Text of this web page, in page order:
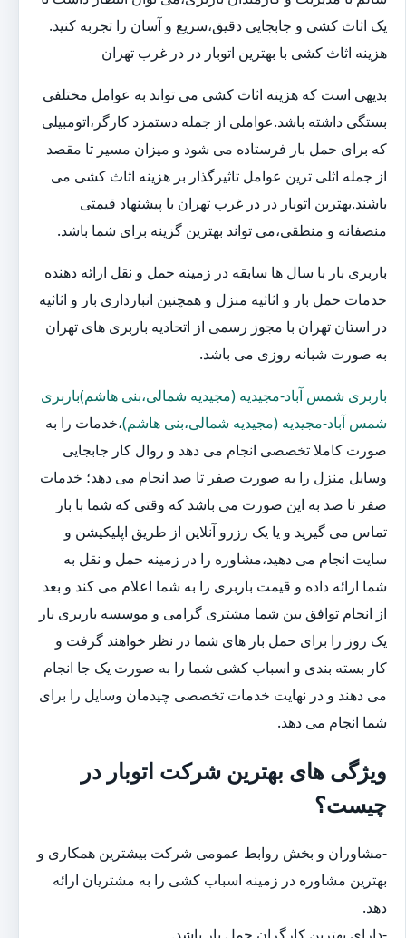
یک اثاث کشی و جابجایی دقیق،سریع و آسان را تجربه کنید.
هزینه اثاث کشی با بهترین اتوبار در در غرب تهران
بدیهی است که هزینه اثاث کشی می تواند به عوامل مختلفی
بستگی داشته باشد.عواملی از جمله دستمزد کارگر،اتومبیلی
که برای حمل بار فرستاده می شود و میزان مسیر تا مقصد
از جمله اثلی ترین عوامل تاثیرگذار بر هزینه اثاث کشی می
باشند.بهترین اتوبار در در غرب تهران با پیشنهاد قیمتی
منصفانه و منطقی،می تواند بهترین گزینه برای شما باشد.
باربری بار با سال ها سابقه در زمینه حمل و نقل ارائه دهنده
خدمات حمل بار و اثاثیه منزل و همچنین انبارداری بار و اثاثیه
در استان تهران با مجوز رسمی از اتحادیه باربری های تهران
به صورت شبانه روزی می باشد.
باربری شمس آباد-مجیدیه (مجیدیه شمالی،بنی هاشم)باربری
شمس آباد-مجیدیه (مجیدیه شمالی،بنی هاشم)،خدمات را به
صورت کاملا تخصصی انجام می دهد و روال کار جابجایی
وسایل منزل را به صورت صفر تا صد انجام می دهد؛ خدمات
صفر تا صد به این صورت می باشد که وقتی که شما با بار
تماس می گیرید و یا یک رزرو آنلاین از طریق اپلیکیشن و
سایت انجام می دهید،مشاوره را در زمینه حمل و نقل به
شما ارائه داده و قیمت باربری را به شما اعلام می کند و بعد
از انجام توافق بین شما مشتری گرامی و موسسه باربری بار
یک روز را برای حمل بار های شما در نظر خواهند گرفت و
کار بسته بندی و اسباب کشی شما را به صورت یک جا انجام
می دهند و در نهایت خدمات تخصصی چیدمان وسایل را برای
شما انجام می دهد.
ویژگی های بهترین شرکت اتوبار در
چیست؟
-مشاوران و بخش روابط عمومی شرکت بیشترین همکاری و
بهترین مشاوره در زمینه اسباب کشی را به مشتریان ارائه
دهد.